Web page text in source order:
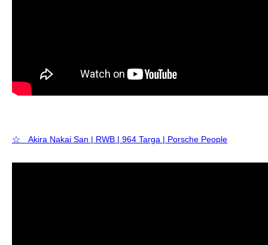
☆ Akira Nakai San | RWB | 964 Targa | Porsche People